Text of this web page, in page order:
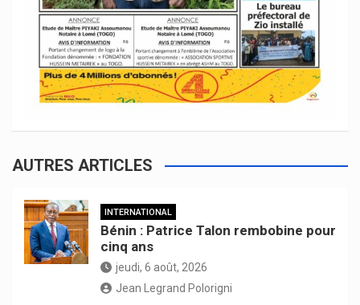
AUTRES ARTICLES
INTERNATIONAL
Bénin : Patrice Talon rembobine pour
cinq ans
jeudi, 6 août, 2026
Jean Legrand Polorigni